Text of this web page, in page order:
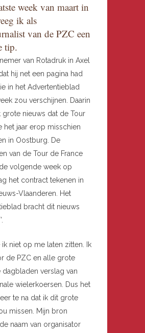
week van maart in
ik als
van de PZC een
tip.
van Rotadruk in Axel
hij net een pagina had
in het Advertentieblad
zou verschijnen. Daarin
grote nieuws dat de Tour
het jaar erop misschien
in Oostburg. De
van de Tour de France
volgende week op
het contract tekenen in
Vlaanderen. Het
bracht dit nieuws
ik niet op me laten zitten. Ik
de PZC en alle grote
dagbladen verslag van
wielerkoersen. Dus het
te na dat ik dit grote
missen. Mijn bron
naam van organisator